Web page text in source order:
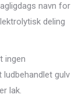
navn for
deling
ingen
gulv
lak.